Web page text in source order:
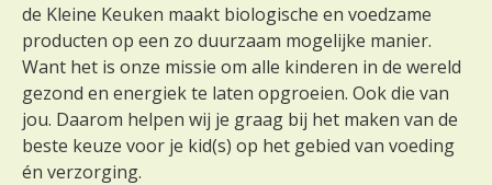
de Kleine Keuken maakt biologische en voedzame
producten op een zo duurzaam mogelijke manier.
Want het is onze missie om alle kinderen in de wereld
gezond en energiek te laten opgroeien. Ook die van
jou. Daarom helpen wij je graag bij het maken van de
beste keuze voor je kid(s) op het gebied van voeding
én verzorging.